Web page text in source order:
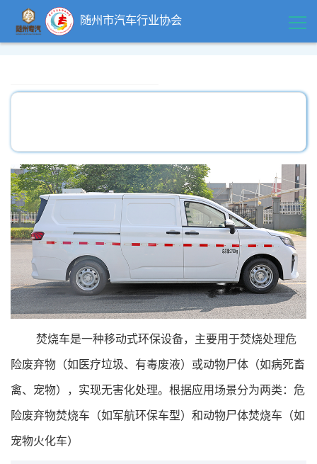
随州市汽车行业协会
精品中心
企业风采
行业动态
政策法规
行业标准
专精特新
公告查询
焚烧车是一种移动式环保设备，主要用于焚烧处理危
险废弃物（如医疗垃圾、有毒废液）或动物尸体（如病死畜
禽、宠物），实现无害化处理‌。根据应用场景分为两类：危
险废弃物焚烧车（如军航环保车型）和动物尸体焚烧车（如
宠物火化车）